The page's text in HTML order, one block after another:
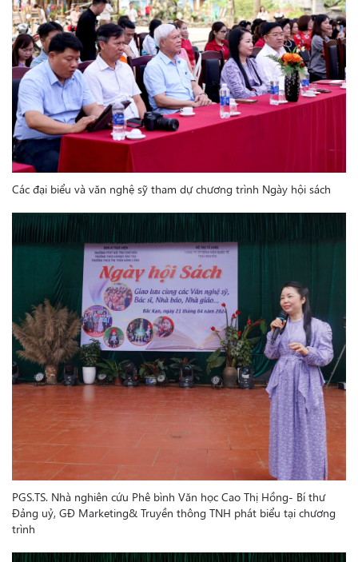
Các đại biểu và văn nghệ sỹ tham dự chương trình Ngày hội sách
PGS.TS. Nhà nghiên cứu Phê bình Văn học Cao Thị Hồng- Bí thư
Đảng uỷ, GĐ Marketing& Truyền thông TNH phát biểu tại chương
trình